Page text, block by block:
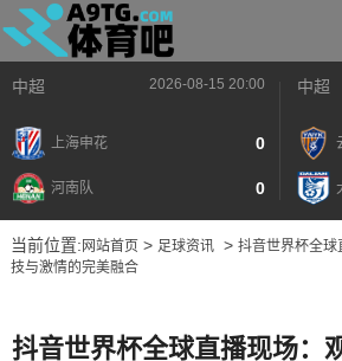
中超 2026-08-15 20:00
上海申花 0
河南队 0
中超
当前位置: 网站首页> 足球资讯> 抖音世界杯全球
技与激情的完美融合
抖音世界杯全球直播现场：